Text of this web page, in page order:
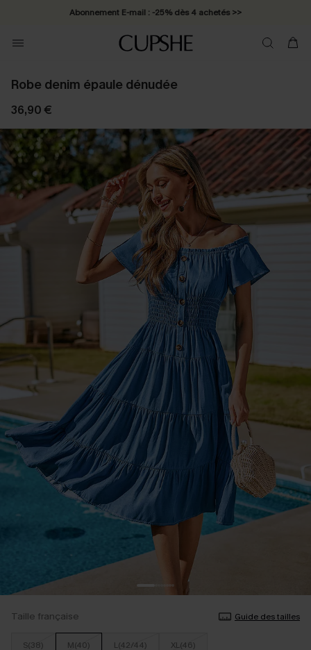
Abonnement E-mail : -25% dès 4 achetés >>
Robe denim épaule dénudée
36,90 €
Taille française Guide des tailles
S(38) M(40) L(42/44) XL(46)